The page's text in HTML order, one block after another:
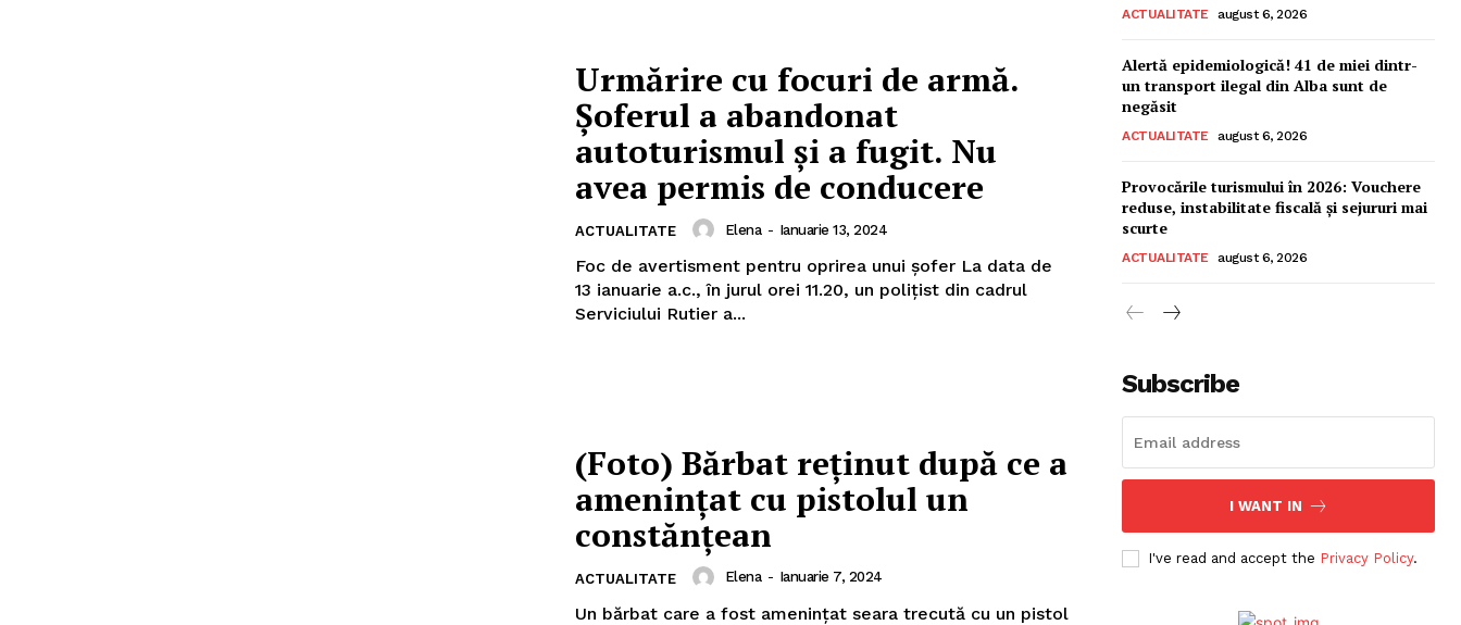
Urmărire cu focuri de armă.
Șoferul a abandonat
autoturismul și a fugit. Nu
avea permis de conducere
ACTUALITATE Elena - Ianuarie 13, 2024
Foc de avertisment pentru oprirea unui șofer La data de
13 ianuarie a.c., în jurul orei 11.20, un polițist din cadrul
Serviciului Rutier a...
(Foto) Bărbat reținut după ce a
amenințat cu pistolul un
constănțean
ACTUALITATE Elena - Ianuarie 7, 2024
Un bărbat care a fost amenințat seara trecută cu un pistol
ACTUALITATE august 6, 2026
Alertă epidemiologică! 41 de miei dintr-
un transport ilegal din Alba sunt de
negăsit
ACTUALITATE august 6, 2026
Provocările turismului în 2026: Vouchere
reduse, instabilitate fiscală și sejururi mai
scurte
ACTUALITATE august 6, 2026
Subscribe
I WANT IN
I've read and accept the Privacy Policy.